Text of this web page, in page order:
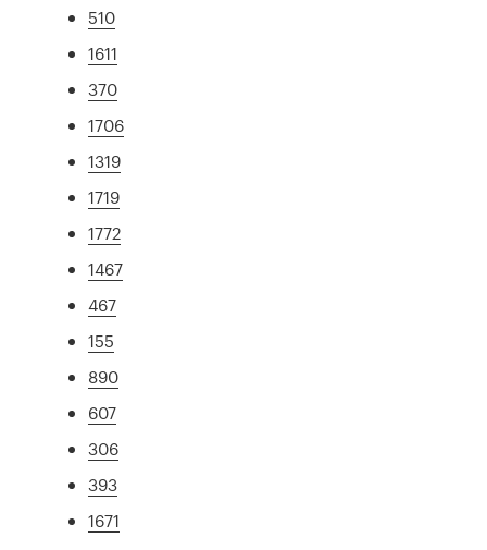
510
1611
370
1706
1319
1719
1772
1467
467
155
890
607
306
393
1671